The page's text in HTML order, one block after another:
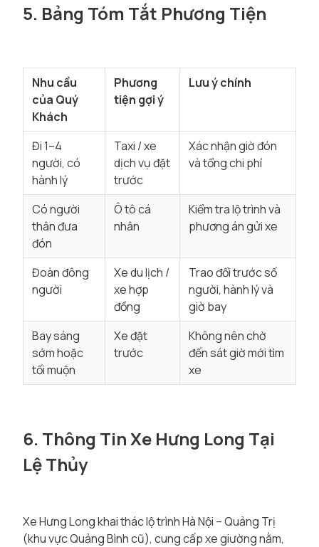
5. Bảng Tóm Tắt Phương Tiện
Nhu cầu
của Quý
Khách
Phương
tiện gợi ý
Lưu ý chính
Đi 1–4
người, có
hành lý
Taxi / xe
dịch vụ đặt
trước
Xác nhận giờ đón
và tổng chi phí
Có người
thân đưa
đón
Ô tô cá
nhân
Kiểm tra lộ trình và
phương án gửi xe
Đoàn đông
người
Xe du lịch /
xe hợp
đồng
Trao đổi trước số
người, hành lý và
giờ bay
Bay sáng
sớm hoặc
tối muộn
Xe đặt
trước
Không nên chờ
đến sát giờ mới tìm
xe
6. Thông Tin Xe Hưng Long Tại
Lệ Thủy
Xe Hưng Long khai thác lộ trình Hà Nội – Quảng Trị
(khu vực Quảng Bình cũ), cung cấp xe giường nằm,